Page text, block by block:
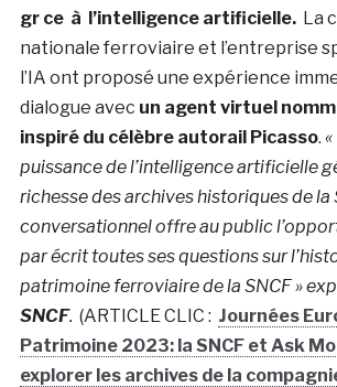
gr ceà l’intelligence artificielle. La
nationale ferroviaire et l’entreprise
l’IA ont proposé une expérience
dialogue avec un agent virtuel
inspiré du célèbre autorail Picasso.
puissance de l’intelligence artificielle
richesse des archives historiques de la
conversationnel offre au public
par écrit toutes ses questions sur
patrimoine ferroviaire de la SNCF »
SNCF. (ARTICLE CLIC : Journées
Patrimoine 2023: la SNCF et Ask
explorer les archives de la